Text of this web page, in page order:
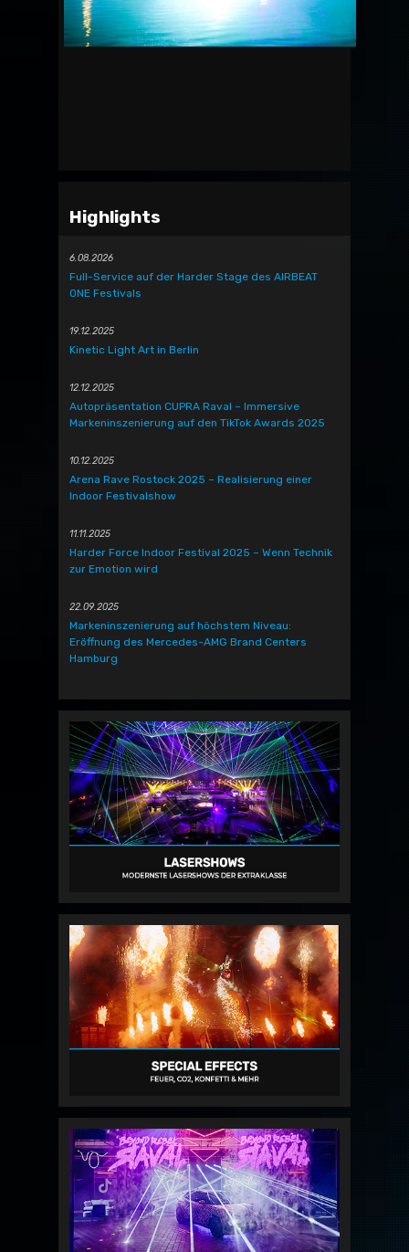
Highlights
6.08.2026
Full-Service auf der Harder Stage des AIRBEAT
ONE Festivals
19.12.2025
Kinetic Light Art in Berlin
12.12.2025
Autopräsentation CUPRA Raval – Immersive
Markeninszenierung auf den TikTok Awards 2025
10.12.2025
Arena Rave Rostock 2025 – Realisierung einer
Indoor Festivalshow
11.11.2025
Harder Force Indoor Festival 2025 – Wenn Technik
zur Emotion wird
22.09.2025
Markeninszenierung auf höchstem Niveau:
Eröffnung des Mercedes-AMG Brand Centers
Hamburg